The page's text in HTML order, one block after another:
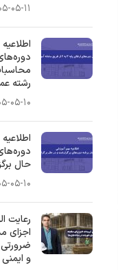
۱۴۰۵-
رشته
۱۴۰۵-
حال
۱۴۰۵-
رعایت
اجزای
و